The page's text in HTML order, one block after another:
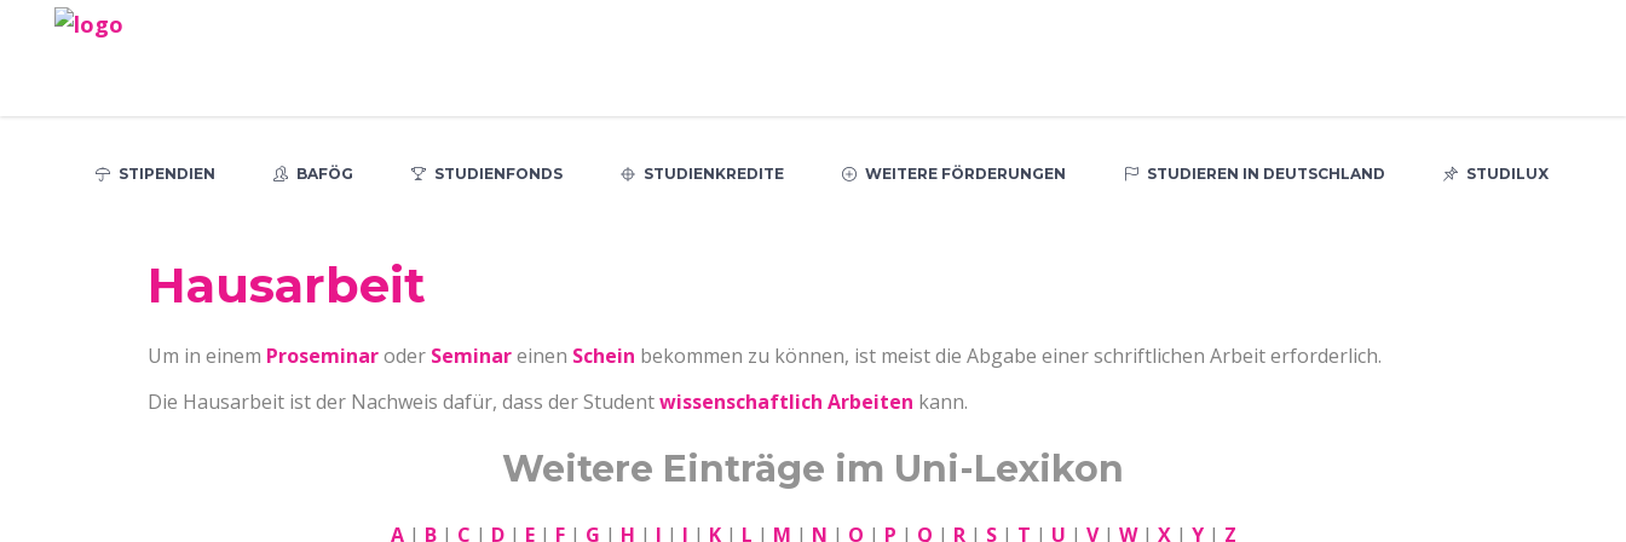
STIPENDIEN BAFÖG STUDIENFONDS STUDIENKREDITE WEITERE FÖRDERUNGEN STUDIEREN IN DEUTSCHLAND STUDILUX
Hausarbeit
Um in einem Proseminaroder Seminareinen Schein bekommen zu können, ist meist die Abgabe einer schriftlichen Arbeit erforderlich.
Die Hausarbeit ist der Nachweis dafür, dass der Studentwissenschaftlich Arbeiten kann.
Weitere Einträge im Uni-Lexikon
A| B| C | D| E| F| G | H | I | J | K| L | M | N | O | P | Q | R| S| T | U | V| W| X| Y| Z